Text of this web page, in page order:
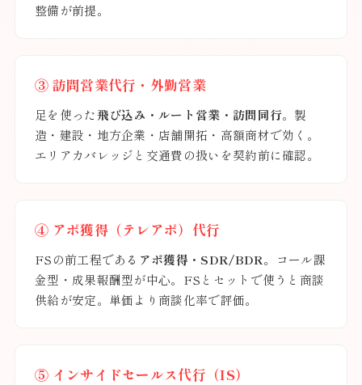
整備が前提。
③ 訪問営業代行・外勤営業
足を使った飛び込み・ルート営業・訪問同行。製
造・建設・地方企業・店舗開拓・高額商材で効く。
エリアカバレッジと交通費の扱いを契約前に確認。
④ アポ獲得（テレアポ）代行
FSの前工程である アポ獲得・SDR/BDR。コール課
金型・成果報酬型が中心。FSとセットで使うと商談
供給が安定。単価より商談化率で評価。
⑤ インサイドセールス代行（IS）